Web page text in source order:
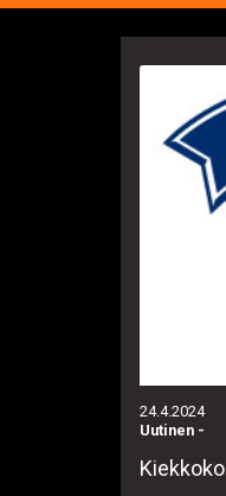
24.4.2024
Uutinen -